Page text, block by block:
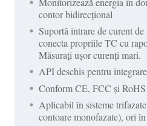
contor bidirecțional
Suportă intrare de curent
conecta propriile TC cu
Măsurați ușor curenți mari.
API deschis pentru
Conform CE, FCC și RoHS
Aplicabil în sisteme
contoare monofazate), ori